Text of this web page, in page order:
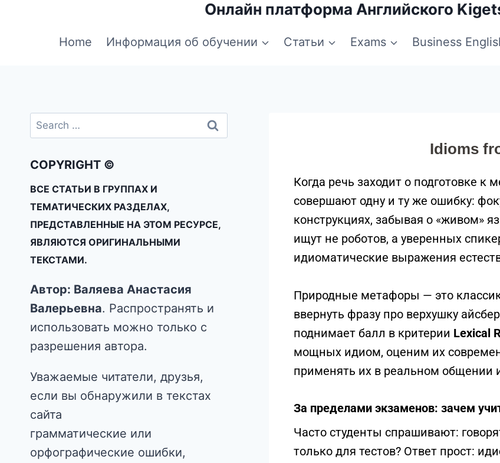
Онлайн платформа Английского
Home Информация об обучении Статьи Exams Business
Idioms
Когда речь заходит о подготовке
совершают одну и ту же ошибку:
конструкциях, забывая о «живом»
ищут не роботов, а уверенных
идиоматические выражения
Природные метафоры — это
ввернуть фразу про верхушку
поднимает балл в критерии Lexical
мощных идиом, оценим их
применять их в реальном общении
За пределами экзаменов: зачем
Часто студенты спрашивают:
только для тестов? Ответ прост:
COPYRIGHT ©
ВСЕ СТАТЬИ В ГРУППАХ И
ТЕМАТИЧЕСКИХ РАЗДЕЛАХ,
ПРЕДСТАВЛЕННЫЕ НА ЭТОМ РЕСУРСЕ,
ЯВЛЯЮТСЯ ОРИГИНАЛЬНЫМИ
ТЕКСТАМИ.
Автор: Валяева Анастасия
Валерьевна. Распространять и
использовать можно только с
разрешения автора.
Уважаемые читатели, друзья,
если вы обнаружили в текстах
сайта
грамматические или
орфографические ошибки,